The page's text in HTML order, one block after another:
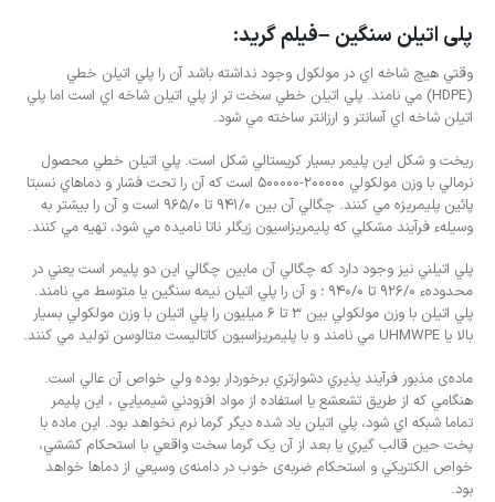
پلی اتیلن سنگین –فیلم گرید:
وقتي هيچ شاخه اي در مولکول وجود نداشته باشد آن را پلي اتيلن خطي
(HDPE) مي نامند. پلي اتيلن خطي سخت تر از پلي اتيلن شاخه اي است اما پلي
اتيلن شاخه اي آسانتر و ارزانتر ساخته مي شود.
ريخت و شکل اين پليمر بسيار کريستالي شکل است. پلي اتيلن خطي محصول
نرمالي با وزن مولکولي 200000-500000 است که آن را تحت فشار و دماهاي نسبتا
پائين پليمريزه مي کنند. چگالي آن بين 941/0 تا 965/0 است و آن را بيشتر به
وسيلهء فرآيند مشکلي که پليمريزاسيون زيگلر ناتا ناميده مي شود، تهيه مي کنند.
پلي اتيلني نيز وجود دارد که چگالي آن مابين چگالي اين دو پليمر است يعني در
محدودهء 926/0 تا 940/0 ؛ و آن را پلي اتيلن نيمه سنگين يا متوسط مي نامند.
پلي اتيلن با وزن مولکولي بين 3 تا 6 ميليون را پلي اتيلن با وزن مولکولي بسيار
بالا يا UHMWPE مي نامند و با پليمريزاسيون کاتاليست متالوسن توليد مي کنند.
ماده‌ی مذبور فرآيند پذيري دشوارتري برخوردار بوده ولي خواص آن عالي است.
هنگامي که از طريق تشعشع يا استفاده از مواد افزودني شيميايي ، اين پليمر
تماما شبکه اي شود، پلي اتيلن ياد شده ديگر گرما نرم نخواهد بود. اين ماده با
پخت حين قالب گيري يا بعد از آن يک گرما سخت واقعي با استحکام کششي،
خواص الکتريکي و استحکام ضربه‌ی خوب در دامنه‌ی وسيعي از دماها خواهد
بود.